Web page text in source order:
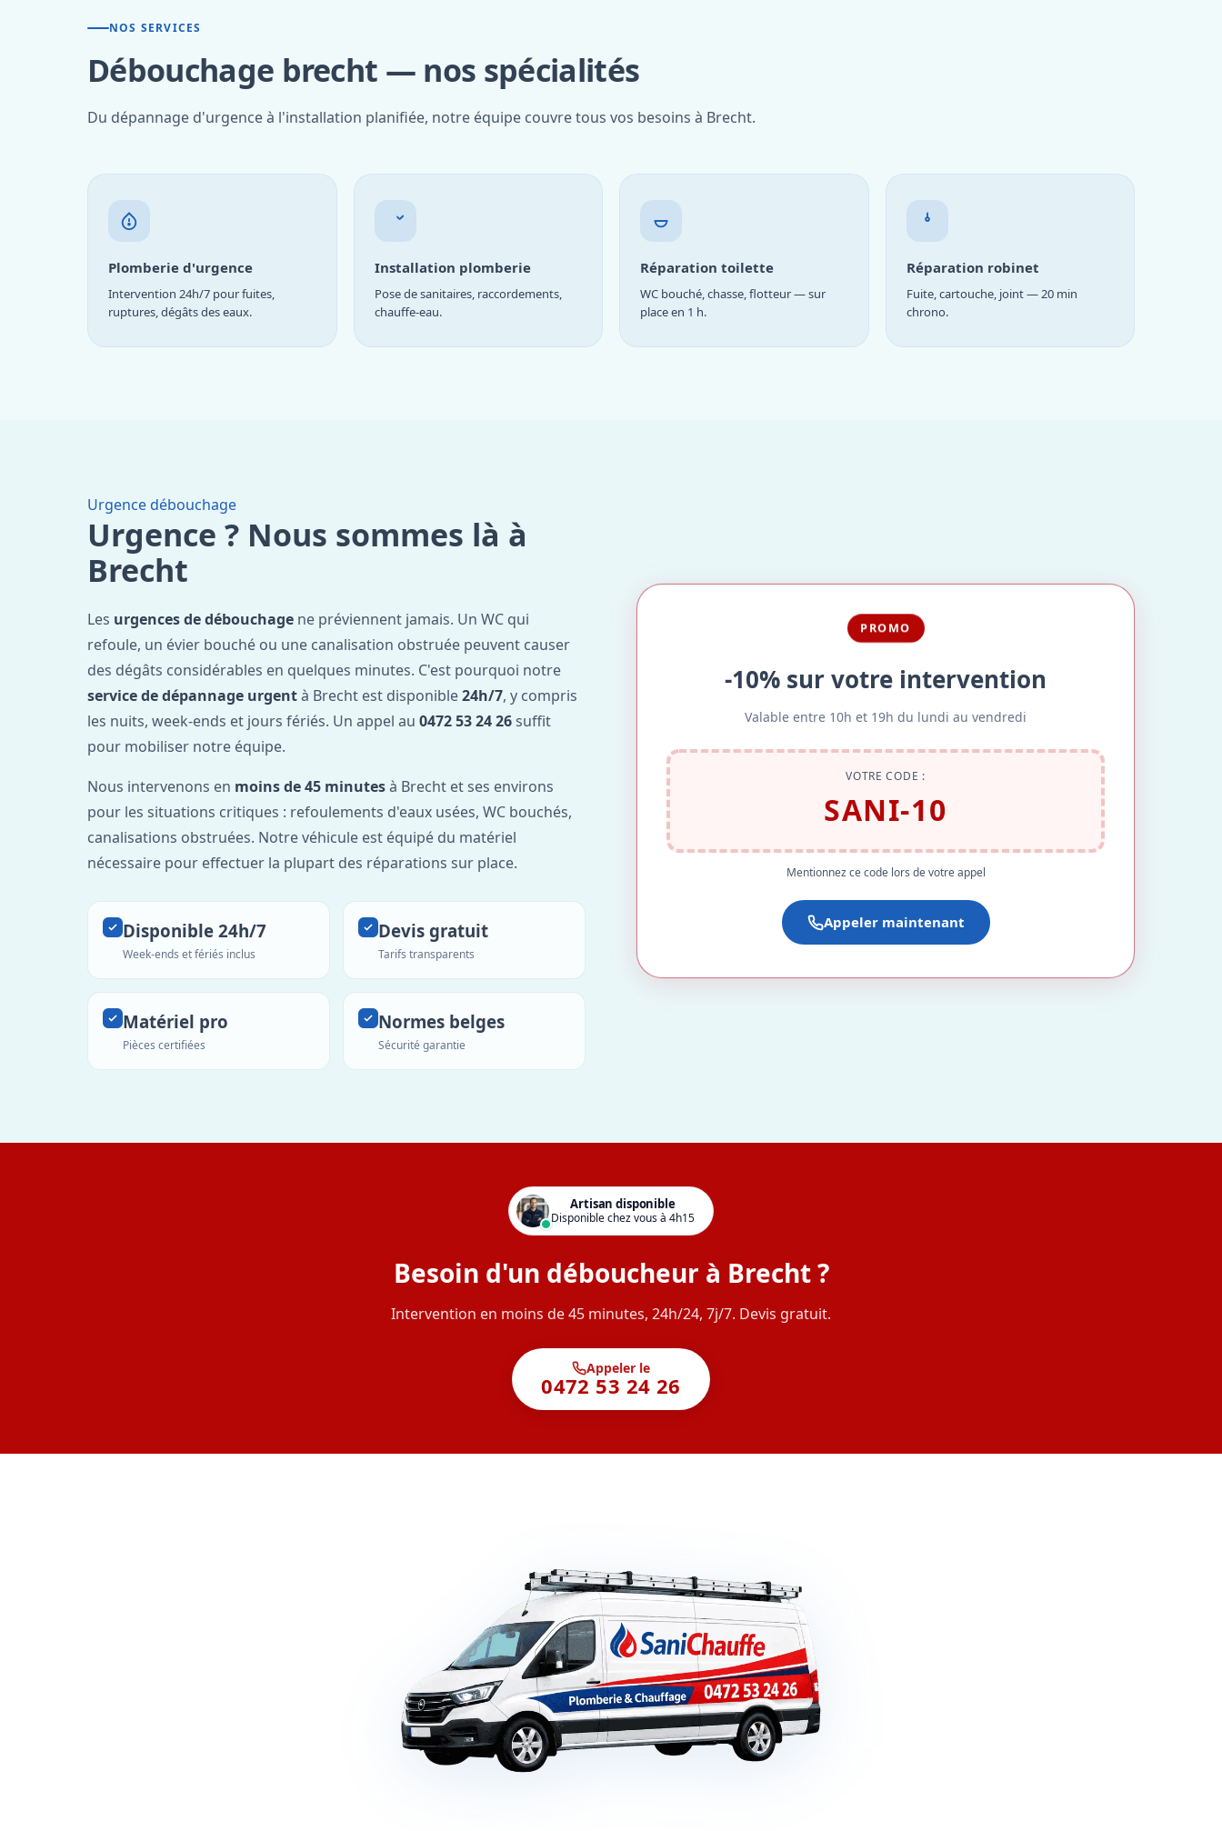
NOS SERVICES
Débouchage brecht — nos spécialités
Du dépannage d'urgence à l'installation planifiée, notre équipe couvre tous vos besoins à Brecht.
Plomberie d'urgence
Intervention 24h/7 pour fuites,
ruptures, dégâts des eaux.
Installation plomberie
Pose de sanitaires, raccordements,
chauffe-eau.
Réparation toilette
WC bouché, chasse, flotteur — sur
place en 1 h.
Réparation robinet
Fuite, cartouche, joint — 20 min
chrono.
Urgence débouchage
Urgence ? Nous sommes là à
Brecht
Les urgences de débouchage ne préviennent jamais. Un WC qui
refoule, un évier bouché ou une canalisation obstruée peuvent causer
des dégâts considérables en quelques minutes. C'est pourquoi notre
service de dépannage urgentà Brecht est disponible24h/7, y compris
les nuits, week-ends et jours fériés. Un appel au 0472 53 24 26suffit
pour mobiliser notre équipe.
Nous intervenons en moins de 45 minutesà Brecht et ses environs
pour les situations critiques : refoulements d'eaux usées, WC bouchés,
canalisations obstruées. Notre véhicule est équipé du matériel
nécessaire pour effectuer la plupart des réparations sur place.
Disponible 24h/7
Week-ends et fériés inclus
Devis gratuit
Tarifs transparents
Matériel pro
Pièces certifiées
Normes belges
Sécurité garantie
PROMO
-10% sur votre intervention
Valable entre 10h et 19h du lundi au vendredi
VOTRE CODE :
SANI-10
Mentionnez ce code lors de votre appel
Appeler maintenant
Artisan disponible
Disponible chez vous à 4h15
Besoin d'un déboucheur à Brecht ?
Intervention en moins de 45 minutes, 24h/24, 7j/7. Devis gratuit.
Appeler le
0472 53 24 26